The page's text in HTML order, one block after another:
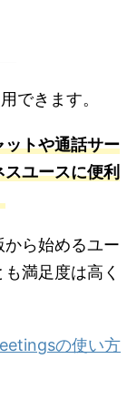
できます。
ットや通話サー
ユースに便利
ら始めるユー
満足度は高く
の使い方